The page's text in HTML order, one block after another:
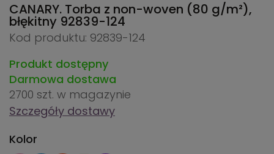
CANARY. Torba z non-woven (80 g/m²),
błękitny 92839-124
Kod produktu: 92839-124
Produkt dostępny
Darmowa dostawa
2700 szt. w magazynie
Szczegóły dostawy
Kolor